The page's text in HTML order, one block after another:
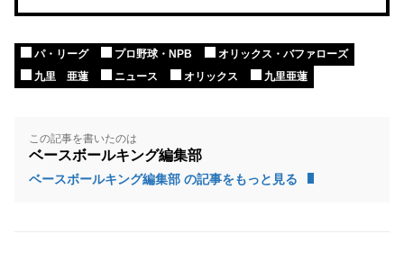
パ・リーグ プロ野球・NPB
オリックス・バファローズ
九里 亜蓮
ニュース オリックス 九里亜蓮
この記事を書いたのは
ベースボールキング編集部
ベースボールキング編集部 の記事をもっと見る